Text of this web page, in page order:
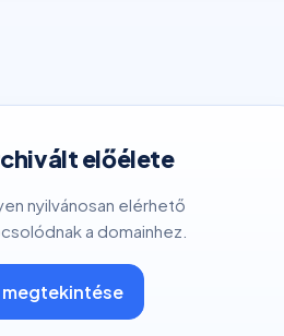
előélete
nyilvánosan elérhető
a domainhez.
megtekintése